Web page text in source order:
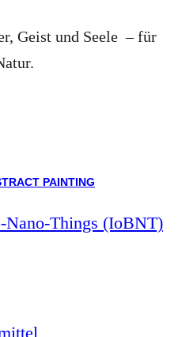
Geist und Seele – für
Nano-Things (IoBNT)